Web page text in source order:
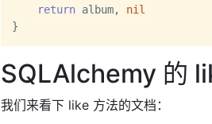
return album, nil
SQLAlchemy 的
我们来看下 like 方法的文档：